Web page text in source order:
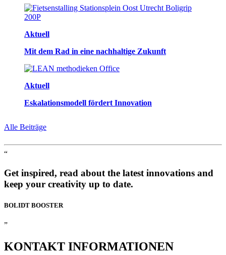
Aktuell
Mit dem Rad in eine nachhaltige Zukunft
Aktuell
Eskalationsmodell fördert Innovation
Alle Beiträge
“
Get inspired, read about the latest innovations and
keep your creativity up to date.
BOLIDT BOOSTER
”
KONTAKT INFORMATIONEN